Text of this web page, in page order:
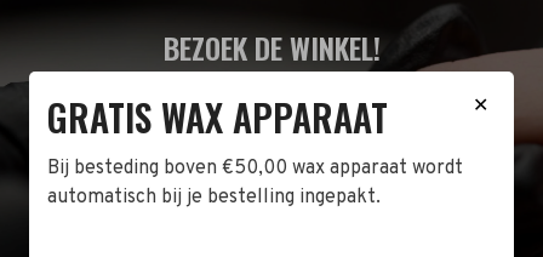
BEZOEK DE WINKEL!
Naast de online shop hebben wij ook een fysieke
winkel in Zwijndrecht! Het adres is: Antoni van
Leeuwenhoekstraat 10. Kom op een doordeweekse
dag langs tussen 10:00 en 17:00 of op de zaterdag
✕
GRATIS WAX APPARAAT
Bij besteding boven €50,00 wax apparaat wordt
automatisch bij je bestelling ingepakt.